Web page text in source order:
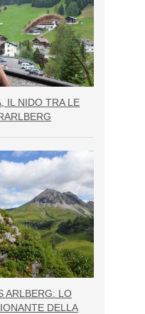
IL NIDO TRA LE
ARLBERG: LO
DELLA